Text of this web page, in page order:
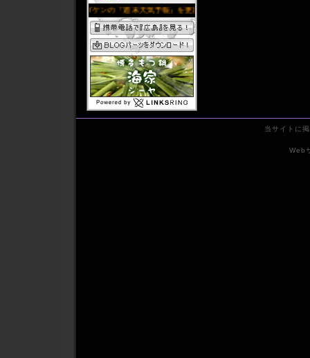
2011年12月
2011年11月
2011年10月
2011年09月
2011年08月
2011年07月
2011年06月
2011年05月
2011年04月
当サイトに
Web